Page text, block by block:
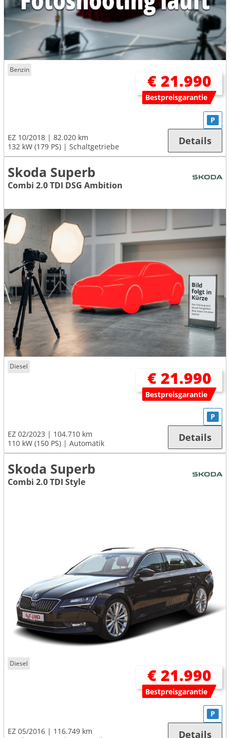
Benzin
€ 21.990
Bestpreisgarantie
EZ 10/2018
82.020 km
132 kW (179 PS)
Schaltgetriebe
P
Details
Skoda Superb
Combi 2.0 TDI DSG Ambition
Diesel
€ 21.990
Bestpreisgarantie
EZ 02/2023
104.710 km
110 kW (150 PS)
Automatik
P
Details
Skoda Superb
Combi 2.0 TDI Style
Diesel
€ 21.990
Bestpreisgarantie
EZ 05/2016
116.749 km
P
Details